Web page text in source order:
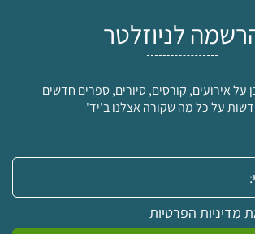
לניוזלטר
על אירועים, קורסים, סיורים, ספרים חדשים
על כל מה שקורה אצלנו ב'יד'
מדיניות הפרטיות